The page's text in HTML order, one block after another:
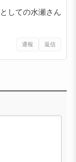
しての水瀬さん
通報 返信